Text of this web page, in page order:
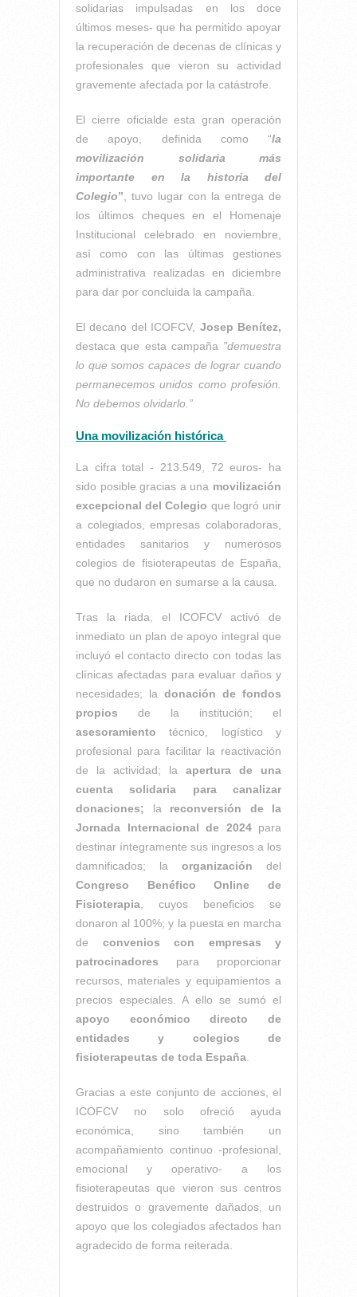
solidarias impulsadas en los doce
últimos meses- que ha permitido apoyar
la recuperación de decenas de clínicas y
profesionales que vieron su actividad
gravemente afectada por la catástrofe.
El cierre oficialde esta gran operación
de apoyo, definida como “la
movilización solidaria más
importante en la historia del
Colegio” , tuvo lugar con la entrega de
los últimos cheques en el Homenaje
Institucional celebrado en noviembre,
así como con las últimas gestiones
administrativa realizadas en diciembre
para dar por concluida la campaña.
El decano del ICOFCV, Josep Benítez,
destaca que esta campaña ”demuestra
lo que somos capaces de lograr cuando
permanecemos unidos como profesión.
No debemos olvidarlo.”
Una movilización histórica
La cifra total - 213.549, 72 euros- ha
sido posible gracias a una movilización
excepcional del Colegio que logró unir
a colegiados, empresas colaboradoras,
entidades sanitarios y numerosos
colegios de fisioterapeutas de España,
que no dudaron en sumarse a la causa.
Tras la riada, el ICOFCV activó de
inmediato un plan de apoyo integral que
incluyó el contacto directo con todas las
clínicas afectadas para evaluar daños y
necesidades; la donación de fondos
propios de la institución; el
asesoramiento técnico, logístico y
profesional para facilitar la reactivación
de la actividad; la apertura de una
cuenta solidaria para canalizar
donaciones; la reconversión de la
Jornada Internacional de 2024para
destinar íntegramente sus ingresos a los
damnificados; la organización del
Congreso Benéfico Online de
Fisioterapia, cuyos beneficios se
donaron al 100%; y la puesta en marcha
de convenios con empresas y
patrocinadores para proporcionar
recursos, materiales y equipamientos a
precios especiales. A ello se sumó el
apoyo económico directo de
entidades y colegios de
fisioterapeutas de toda España.
Gracias a este conjunto de acciones, el
ICOFCV no solo ofreció ayuda
económica, sino también un
acompañamiento continuo -profesional,
emocional y operativo- a los
fisioterapeutas que vieron sus centros
destruidos o gravemente dañados, un
apoyo que los colegiados afectados han
agradecido de forma reiterada.